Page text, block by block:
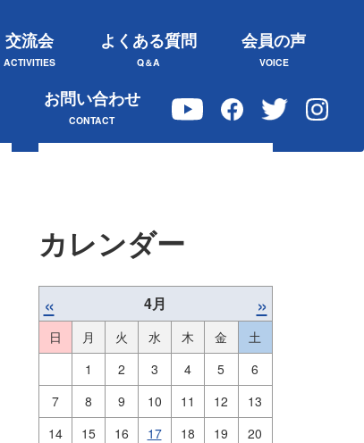
交流会
ACTIVITIES
よくある質問
Q＆A
会員の声
VOICE
お問い合わせ
CONTACT
カレンダー
« 4月 »
日 月 火 水 木 金
土
1
2 3 4 5
6
7
8 9 10 11 12
13
14
15 16 17 18 19
20